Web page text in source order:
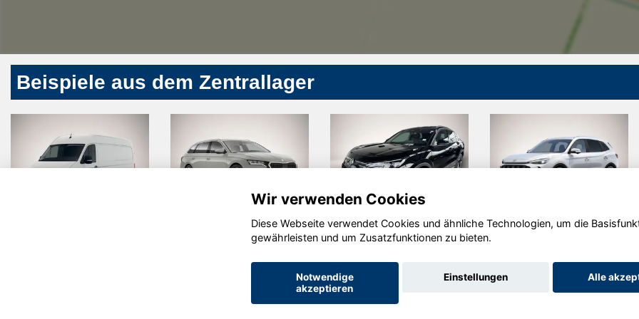
Beispiele aus dem Zentrallager
Volkswagen
T-Roc
MG ZS
Wir verwenden Cookies
Diese Webseite verwendet Cookies und ähnliche Technologien, um die
gewährleisten und um Zusatzfunktionen zu bieten.
Notwendige
akzeptieren
Einstellungen Alle